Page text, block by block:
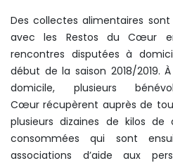
Des collectes alimentaires
avec les Restos du Cœur
rencontres disputées à
début de la saison 2018/2019.
domicile, plusieurs
Cœur récupèrent auprès de
plusieurs dizaines de kilos de
consommées qui sont
associations d’aide aux